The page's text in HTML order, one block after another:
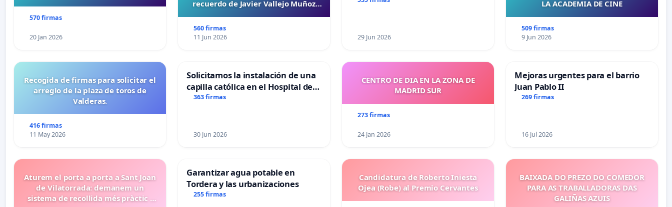
570 firmas
20 Jan 2026
recuerdo de Javier Vallejo Muñoz
560 firmas
11 Jun 2026
29 Jun 2026
LA ACADEMIA DE CINE
509 firmas
9 Jun 2026
Recogida de firmas para solicitar el
arreglo de la plaza de toros de
Valderas.
416 firmas
11 May 2026
Solicitamos la instalación de una
capilla católica en el Hospital de
Alcañiz
363 firmas
30 Jun 2026
CENTRO DE DIA EN LA ZONA DE
MADRID SUR
273 firmas
24 Jan 2026
Mejoras urgentes para el barrio
Juan Pablo II
269 firmas
16 Jul 2026
Aturem el porta a porta a Sant Joan
de Vilatorrada: demanem un
sistema de recollida més pràctic i
Garantizar agua potable en
Tordera y las urbanizaciones
255 firmas
Candidatura de Roberto Iniesta
Ojea (Robe) al Premio Cervantes
BAIXADA DO PREZO DO COMEDOR
PARA AS TRABALLADORAS DAS
GALIÑAS AZUIS